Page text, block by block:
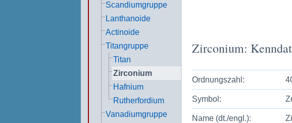
Scandiumgruppe
Lanthanoide
Actinoide
Titangruppe
Titan
Zirconium
Hafnium
Rutherfordium
Vanadiumgruppe
Zirconium:
Ordnungszahl:
Symbol:
Name (dt./engl.):